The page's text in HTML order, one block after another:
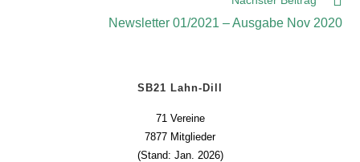
Newsletter 01/2021 – Ausgabe Nov 2020
SB21 Lahn-Dill
71 Vereine
7877 Mitglieder
(Stand: Jan. 2026)